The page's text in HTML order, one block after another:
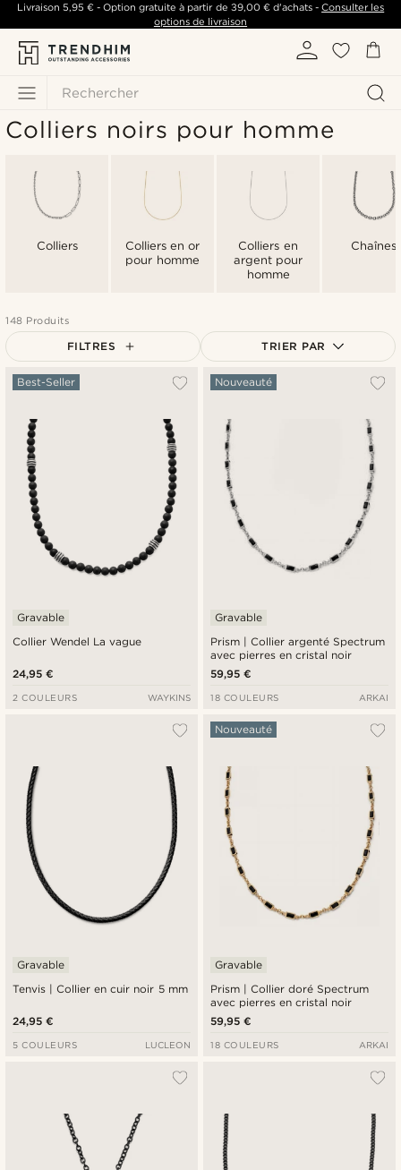
Rechercher
Livraison 5,95 €- Option gratuite à partir de 39,00 €d'achats -Consulter les
options de livraison
Colliers noirs pour homme
Colliers
Colliers en or
pour homme
Colliers en
argent pour
homme
Chaînes
148 Produits
FILTRES TRIER PAR
Le plus populaire
Prix croissant
Prix décroissant
Collier Wendel La vague
Best-Seller
Gravable
24,95 €
2 COULEURS WAYKINS
Prism | Collier argenté Spectrum
avec pierres en cristal noir
Nouveauté
Gravable
59,95 €
18 COULEURS ARKAI
Tenvis | Collier en cuir noir 5 mm
Gravable
24,95 €
5 COULEURS LUCLEON
Prism | Collier doré Spectrum
avec pierres en cristal noir
Nouveauté
Gravable
59,95 €
18 COULEURS ARKAI